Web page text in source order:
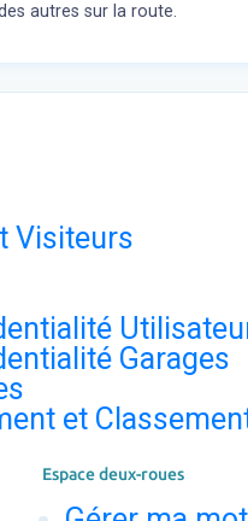
autres sur la route.
Visiteurs
Garages
et
Espace deux-roues